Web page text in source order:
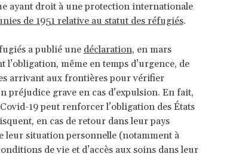
ayant droit à une protection internationale
de 1951 relative au statut des réfugiés.
a publié une déclaration, en mars
même en temps d’urgence, de
arrivant aux frontières pour vérifier
préjudice grave en cas d’expulsion. En fait,
19 peut renforcer l’obligation des États
en cas de retour dans leur pays
leur situation personnelle (notamment à
de vie et d’accès aux soins dans leur